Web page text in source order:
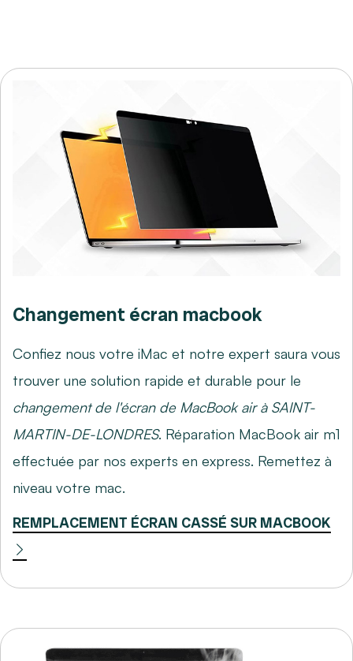
Changement écran macbook
Confiez nous votre iMac et notre expert saura vous
trouver une solution rapide et durable pour le
changement de l'écran de MacBook air à SAINT-
MARTIN-DE-LONDRES. Réparation MacBook air m1
effectuée par nos experts en express. Remettez à
niveau votre mac.
REMPLACEMENT ÉCRAN CASSÉ SUR MACBOOK